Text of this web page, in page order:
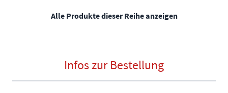
Alle Produkte dieser Reihe anzeigen
Infos zur Bestellung